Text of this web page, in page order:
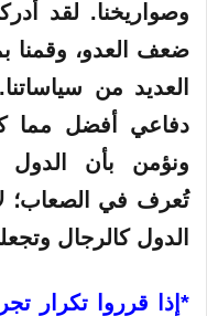
وصواريخنا. لقد
ضعف العدو، وقمنا
العديد من
دفاعي أفضل مما
ونؤمن بأن الدول
تُعرف في الصعاب؛
الدول كالرجال